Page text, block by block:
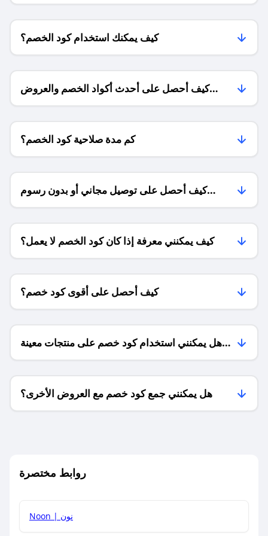
كيف يمكنك استخدام كود الخصم؟
كيف أحصل على أحدث أكواد الخصم والعروض
للمتاجر؟
كم مدة صلاحية كود الخصم؟
كيف أحصل على توصيل مجاني أو بدون رسوم
الشحن ؟
كيف يمكنني معرفة إذا كان كود الخصم لا يعمل؟
كيف أحصل على أقوى كود خصم؟
هل يمكنني استخدام كود خصم على منتجات معينة
فقط؟
هل يمكنني جمع كود خصم مع العروض الأخرى؟
روابط مختصرة
Noon | نون